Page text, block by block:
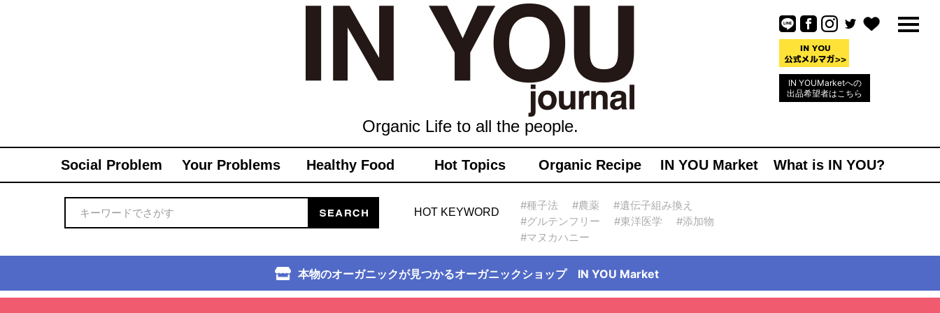
IN YOUMarketへの
出品希望者はこちら
Organic Life to all the people.
Social Problem Your Problems Healthy Food Hot Topics Organic Recipe IN YOU Market What is IN YOU?
HOT KEYWORD
#種子法 #農薬
#遺伝子組み換え
#グルテンフリー
#東洋医学
#添加物
#マヌカハニー
本物のオーガニックが見つかるオーガニックショップ IN YOU Market